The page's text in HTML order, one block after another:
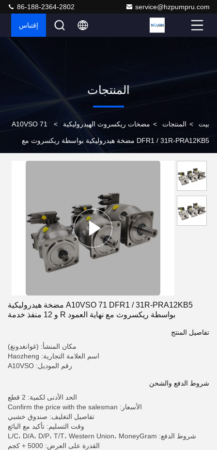
service@hzpumpru.com
86-188-2364-2802
إقتباس
المنتجات
بيت > المنتجات > مضخات ريكسروث الهيدروليكية >
A10VSO 71
DFR1 / 31R-PRA12KB5 مضخة هيدروليكية بواسطة ريكسروث مع
A10VSO 71 DFR1 / 31R-PRA12KB5 مضخة هيدروليكية
بواسطة ريكسروث مع نهاية العمود R و 12 منفذ خدمة
تفاصيل المنتج
مكان المنشأ: (غوانغدونغ)
اسم العلامة التجارية: Haozheng
رقم الموديل: A10VSO
شروط الدفع والشحن
الحد الأدنى لكمية: 2 قطع
الأسعار: Confirm the price with the salesman
تفاصيل التغليف: صندوق خشبي
وقت التسليم: تأكيد مع البائع
شروط الدفع: L/C، D/A، D/P، T/T، Western Union، MoneyGram
القدرة على العرض: 5000 + كجم